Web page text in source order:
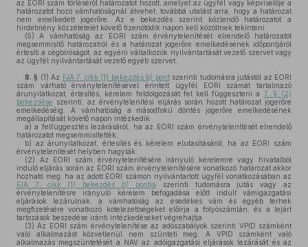
az EORI szám törléséről határozatot hozott, amelyet az ügyfél vagy képviselője a
határozatot hozó vámhatóságnál átvehet, továbbá utalást arra, hogy a határozat
nem emelkedett jogerőre. Az e bekezdés szerint közlendő határozatot a
hirdetmény közzétételét követő tizenötödik napon kell közöltnek tekinteni.
(5) A vámhatóság az EORI szám érvénytelenítését elrendelő határozatot
megsemmisítő határozatról és a határozat jogerőre emelkedésének időpontjáról
értesíti a cégbíróságot, az egyéni vállalkozók nyilvántartását vezető szervet vagy
az ügyfél nyilvántartását vezető egyéb szervet.
8. § (1) Az FJA 7. cikk (1) bekezdés b) pontszerinti tudomásra jutástól az EORI
szám várható érvénytelenítésével érintett ügyfél EORI számát tartalmazó
árunyilatkozat, értesítés, kérelem feldolgozását fel kell függeszteni a 7. § (2)
bekezdése szerinti, az érvénytelenítési eljárás során hozott határozat jogerőre
emelkedéséig. A vámhatóság a másodfokú döntés jogerőre emelkedésének
megállapítását követő napon intézkedik
a) a felfüggesztés lezárásáról, ha az EORI szám érvénytelenítését elrendelő
határozatot megsemmisítették,
b) az árunyilatkozat, értesítés és kérelem elutasításáról, ha az EORI szám
érvénytelenítését helyben hagyták.
(2) Az EORI szám érvénytelenítésére irányuló kérelemre vagy hivatalból
induló eljárás során az EORI szám érvénytelenítésére vonatkozó határozat akkor
hozható meg, ha az adott EORI számon nyilvántartott ügyfél vonatkozásában az
FJA 7. cikk (1) bekezdésb) pontja szerinti tudomásra jutás vagy az
érvénytelenítésre irányuló kérelem befogadása előtt indult vámigazgatási
eljárások lezárulnak, a vámhatóság az esedékes vám és egyéb terhek
megfizetésére vonatkozó kötelezettségeket előírja a folyószámlán, és a lejárt
tartozások beszedése iránti intézkedéseket végrehajtja.
(3) Az EORI szám érvénytelenítése az adószabályok szerinti VPID számként
való alkalmazást közvetlenül nem szünteti meg. A VPID számként való
alkalmazás megszüntetését a NAV az adóigazgatási eljárások lezárását és az